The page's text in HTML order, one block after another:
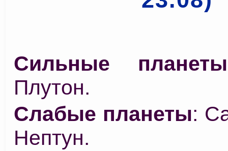
Сильные планеты
Плутон.
Слабые планеты:
Нептун.